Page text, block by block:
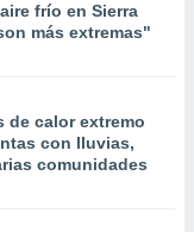
frío en Sierra
más extremas"
de calor extremo
con lluvias,
comunidades